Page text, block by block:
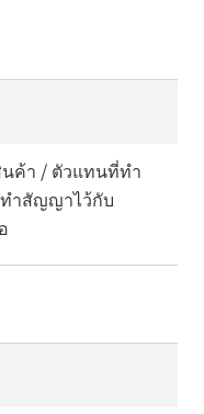
ค้า / ตัวแทนที่ทำ
ำสัญญาไว้กับ